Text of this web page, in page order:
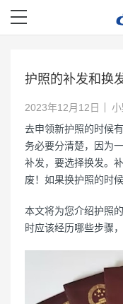
护照的补发和换
2023年12月12日
去申领新护照的时候
务必要分清楚，因为
补发，要选择换发。
废！如果换护照的时
本文将为您介绍护照
时应该经历哪些步骤